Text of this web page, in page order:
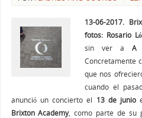
13-06-2017.
fotos: Rosario
sin ver a A
Concretamente
que nos
cuando el
anunció un concierto el 13 de junio
Brixton Academy, como parte de su